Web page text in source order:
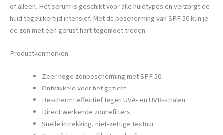
of alleen. Het serum is geschikt voor alle huidtypes en verzorgt de
huid tegelijkertijd intensief. Met de bescherming van SPF 50 kun je
de zon met een gerust hart tegemoet treden.
Productkenmerken
Zeer hoge zonbescherming met SPF 50
Ontwikkeld voor het gezicht
Beschermt effectief tegen UVA- en UVB-stralen
Direct werkende zonnefilters
Snelle intrekking, niet-vettige textuur